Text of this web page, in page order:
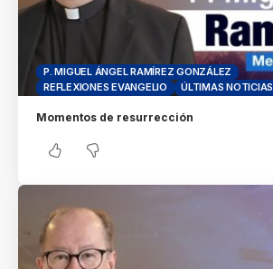
P. MIGUEL ÁNGEL RAMÍREZ GONZÁLEZ
REFLEXIONES EVANGELIO
ÚLTIMAS NOTICIAS
Momentos de resurrección